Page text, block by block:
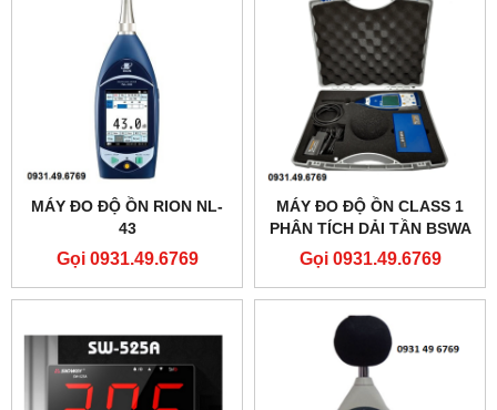
MÁY ĐO ĐỘ ỒN RION NL-
43
Gọi 0931.49.6769
MÁY ĐO ĐỘ ỒN CLASS 1
PHÂN TÍCH DẢI TẦN BSWA
308
Gọi 0931.49.6769